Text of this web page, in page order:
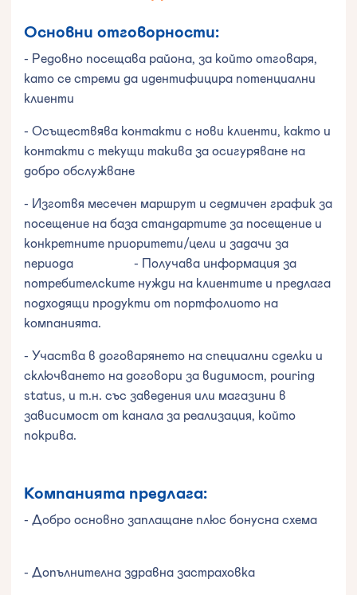
Основни отговорности:
- Редовно посещава района, за който отговаря,
като се стреми да идентифицира потенциални
клиенти
- Осъществява контакти с нови клиенти, както и
контакти с текущи такива за осигуряване на
добро обслужване
- Изготвя месечен маршрут и седмичен график за
посещение на база стандартите за посещение и
конкретните приоритети/цели и задачи за
периода - Получава информация за
потребителските нужди на клиентите и предлага
подходящи продукти от портфолиото на
компанията.
- Участва в договарянето на специални сделки и
сключването на договори за видимост, pouring
status, и т.н. със заведения или магазини в
зависимост от канала за реализация, който
покрива.
Компанията предлага:
- Добро основно заплащане плюс бонусна схема
- Допълнителна здравна застраховка